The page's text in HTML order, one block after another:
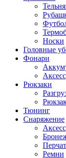
Носки
Головные
Фонари
Рюкзаки
Тюнинг
Снаряжение
Ремни